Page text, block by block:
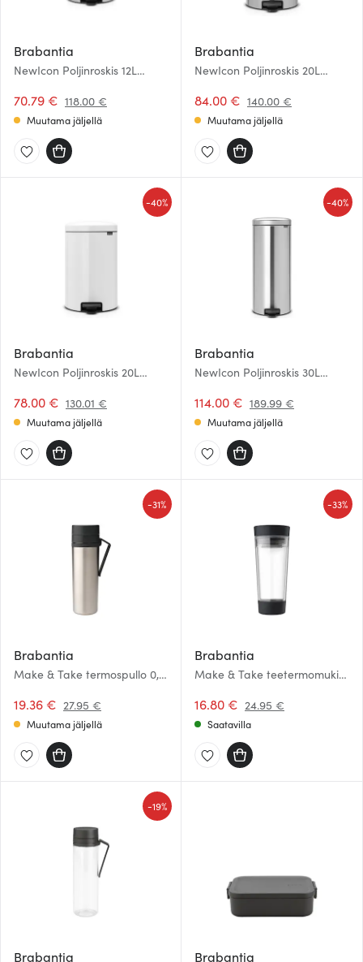
Brabantia
NewIcon Poljinroskis 12L
70.79 € 118.00 €
Muutama jäljellä
Brabantia
NewIcon Poljinroskis 20L
84.00 € 140.00 €
Muutama jäljellä
Brabantia
NewIcon Poljinroskis 20L
78.00 € 130.01 €
-40%
Muutama jäljellä
Brabantia
NewIcon Poljinroskis 30L
114.00 € 189.99 €
-40%
Muutama jäljellä
Brabantia
Make & Take termospullo 0,5
19.36 € 27.95 €
-31%
Muutama jäljellä
Brabantia
Make & Take teetermomuki
16.80 € 24.95 €
-33%
Saatavilla
Brabantia
-19%
Brabantia